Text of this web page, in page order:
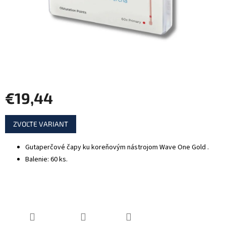
€19,44
Jednotková
cena:
ZVOĽTE VARIANT
Gutaperčové čapy ku koreňovým nástrojom Wave One Gold .
Balenie: 60 ks.